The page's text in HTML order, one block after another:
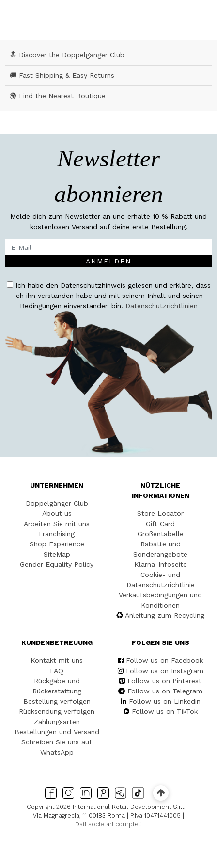
🔝 Discover the Doppelgänger Club
🚚 Fast Shipping & Easy Returns
🌍 Find the Nearest Boutique
Newsletter
abonnieren
Melde dich zum Newsletter an und erhalte 10 % Rabatt und
kostenlosen Versand auf deine erste Bestellung.
ANMELDEN
Ich habe den Datenschutzhinweis gelesen und erkläre, dass
ich ihn verstanden habe und mit seinem Inhalt und seinen
Bedingungen einverstanden bin. Datenschutzrichtlinien
UNTERNEHMEN
Doppelgänger Club
About us
Arbeiten Sie mit uns
Franchising
Shop Experience
SiteMap
Gender Equality Policy
NÜTZLICHE
INFORMATIONEN
Store Locator
Gift Card
Größentabelle
Rabatte und
Sonderangebote
Klarna-Infoseite
Cookie- und
Datenschutzrichtlinie
Verkaufsbedingungen und
Konditionen
Anleitung zum Recycling
KUNDENBETREUUNG
Kontakt mit uns
FAQ
Rückgabe und
Rückerstattung
Bestellung verfolgen
Rücksendung verfolgen
Zahlungsarten
Bestellungen und Versand
Schreiben Sie uns auf
WhatsApp
FOLGEN SIE UNS
Follow us on Facebook
Follow us on Instagram
Follow us on Pinterest
Follow us on Telegram
Follow us on Linkedin
Follow us on TikTok
Copyright 2026 International Retail Development S.r.l. -
Via Magnagrecia, 11 00183 Roma | P.iva 10471441005 |
Dati societari completi